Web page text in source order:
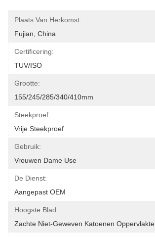
Plaats Van Herkomst:
Fujian, China
Certificering:
TUV/ISO
Grootte:
155/245/285/340/410mm
Steekproef:
Vrije Steekproef
Gebruik:
Vrouwen Dame Use
De Dienst:
Aangepast OEM
Hoogste Blad:
Zachte Niet-Geweven Katoenen Oppervlakte